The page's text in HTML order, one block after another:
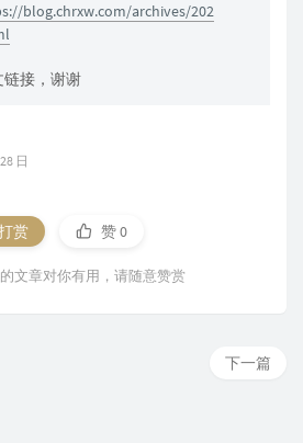
blog.chrxw.com/archives/202
接，谢谢
日
赏 赞0
文章对你有用，请随意赞赏
下一篇